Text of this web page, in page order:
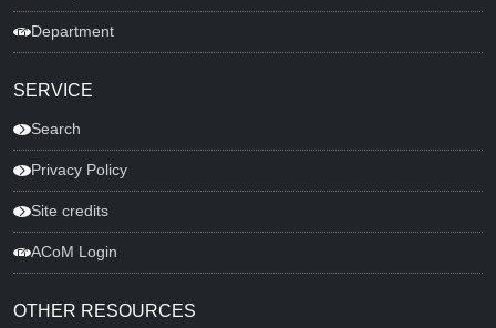
Department
SERVICE
Search
Privacy Policy
Site credits
ACoM Login
OTHER RESOURCES